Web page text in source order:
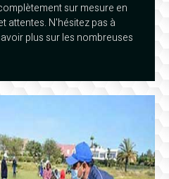
sur mesure en
attentes. N'hésitez pas à
plus sur les nombreuses